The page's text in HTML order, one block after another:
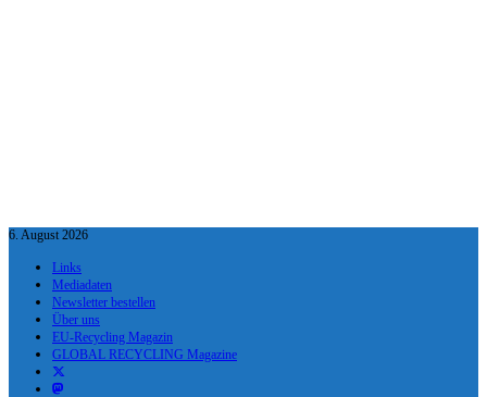
6. August 2026
Links
Mediadaten
Newsletter bestellen
Über uns
EU-Recycling Magazin
GLOBAL RECYCLING Magazine